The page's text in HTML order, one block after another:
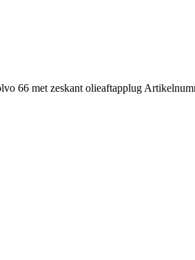
66 met zeskant olieaftapplug